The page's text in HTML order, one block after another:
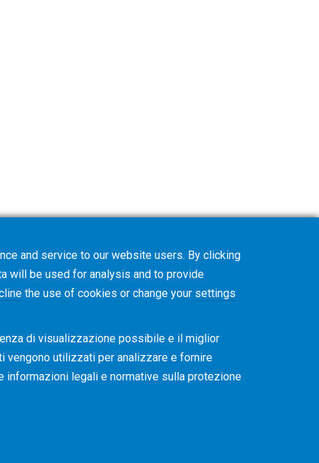
and service to our website users. By clicking
will be used for analysis and to provide
the use of cookies or change your settings
di visualizzazione possibile e il miglior
vengono utilizzati per analizzare e fornire
legali e normative sulla protezione